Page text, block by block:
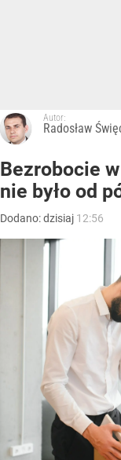
Autor:
Radosław
Bezrobocie
nie było od
Dodano:dzisiaj 12:56